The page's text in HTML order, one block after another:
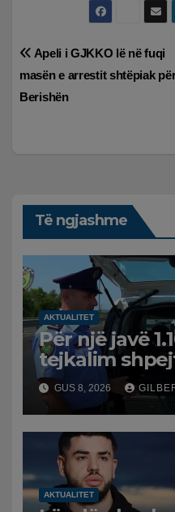
Lëvizje
te
Apeli i GJKKO lë në fuqi
masën e arrestit shtëpiak
Berishën
Të ngjashme
AKTUALITET
Për një javë
tejkalim
publikon
trafikut së
funksion
GUS 8, 2026
AKTUALITET